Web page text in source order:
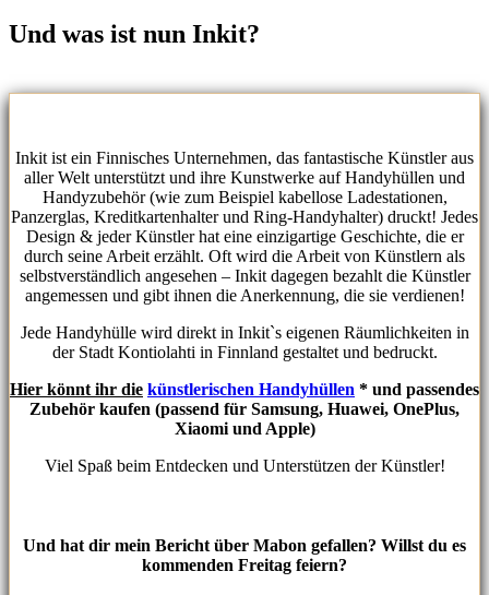
Und was ist nun Inkit?
Inkit ist ein Finnisches Unternehmen, das fantastische Künstler aus
aller Welt unterstützt und ihre Kunstwerke auf Handyhüllen und
Handyzubehör (wie zum Beispiel kabellose Ladestationen,
Panzerglas, Kreditkartenhalter und Ring-Handyhalter) druckt! Jedes
Design & jeder Künstler hat eine einzigartige Geschichte, die er
durch seine Arbeit erzählt. Oft wird die Arbeit von Künstlern als
selbstverständlich angesehen – Inkit dagegen bezahlt die Künstler
angemessen und gibt ihnen die Anerkennung, die sie verdienen!
Jede Handyhülle wird direkt in Inkit`s eigenen Räumlichkeiten in
der Stadt Kontiolahti in Finnland gestaltet und bedruckt.
Hier könnt ihr die künstlerischen Handyhüllen * und passendes
Zubehör kaufen (passend für Samsung, Huawei, OnePlus,
Xiaomi und Apple)
Viel Spaß beim Entdecken und Unterstützen der Künstler!
Und hat dir mein Bericht über Mabon gefallen? Willst du es
kommenden Freitag feiern?